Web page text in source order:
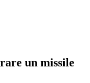
un missile